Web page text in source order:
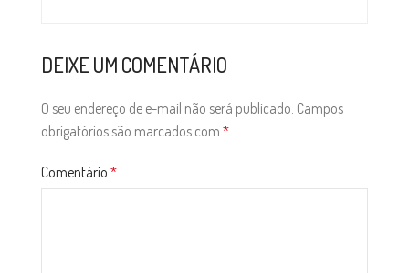
DEIXE UM COMENTÁRIO
O seu endereço de e-mail não será publicado. Campos
obrigatórios são marcados com *
Comentário *